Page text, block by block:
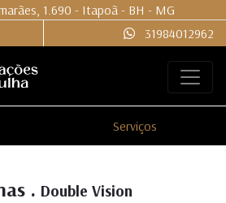
1.690 - Itapoã - BH - MG
31984012962
Serviços
. Double Vision